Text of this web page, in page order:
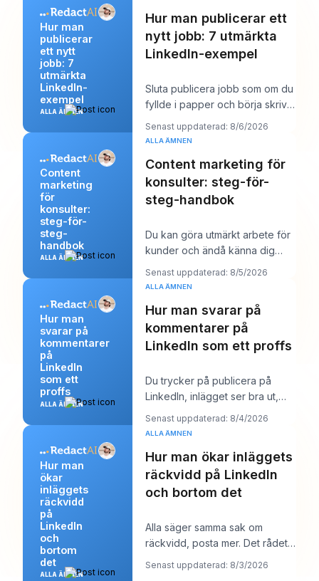
Hur man
publicerar
ett nytt
jobb: 7
utmärkta
LinkedIn-
exempel
ALLA ÄMNEN
Hur man publicerar ett
nytt jobb: 7 utmärkta
LinkedIn-exempel
Sluta publicera jobb som om du
fyllde i papper och börja skriva
dem som om du försökte vinna
över en
Senast uppdaterad: 8/6/2026
Content
marketing
för
konsulter:
steg-för-
steg-
handbok
ALLA ÄMNEN
ALLA ÄMNEN
Content marketing för
konsulter: steg-för-
steg-handbok
Du kan göra utmärkt arbete för
kunder och ändå känna dig
märkligt osynlig online. Arbetet
levereras,
Senast uppdaterad: 8/5/2026
Hur man
svarar på
kommentarer
på
LinkedIn
som ett
proffs
ALLA ÄMNEN
ALLA ÄMNEN
Hur man svarar på
kommentarer på
LinkedIn som ett proffs
Du trycker på publicera på
LinkedIn, inlägget ser bra ut,
och sedan börjar arbetet.
Några kommentare
Senast uppdaterad: 8/4/2026
Hur man
ökar
inläggets
räckvidd
på
LinkedIn
och
bortom
det
ALLA ÄMNEN
ALLA ÄMNEN
Hur man ökar inläggets
räckvidd på LinkedIn
och bortom det
Alla säger samma sak om
räckvidd, posta mer. Det rådet
låter produktivt, men det döljer
oftast kärnp
Senast uppdaterad: 8/3/2026